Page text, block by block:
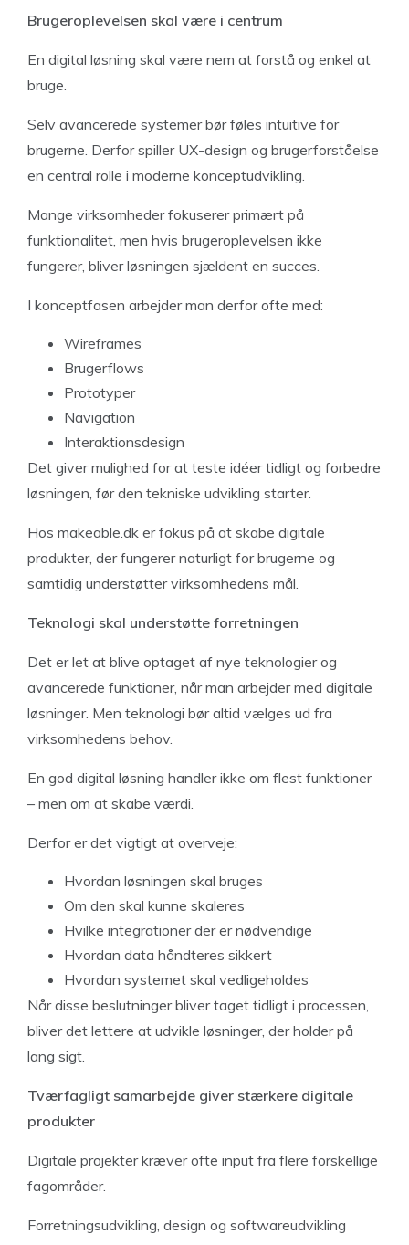
Brugeroplevelsen skal være i centrum
En digital løsning skal være nem at forstå og enkel at
bruge.
Selv avancerede systemer bør føles intuitive for
brugerne. Derfor spiller UX-design og brugerforståelse
en central rolle i moderne konceptudvikling.
Mange virksomheder fokuserer primært på
funktionalitet, men hvis brugeroplevelsen ikke
fungerer, bliver løsningen sjældent en succes.
I konceptfasen arbejder man derfor ofte med:
Wireframes
Brugerflows
Prototyper
Navigation
Interaktionsdesign
Det giver mulighed for at teste idéer tidligt og forbedre
løsningen, før den tekniske udvikling starter.
Hos makeable.dk er fokus på at skabe digitale
produkter, der fungerer naturligt for brugerne og
samtidig understøtter virksomhedens mål.
Teknologi skal understøtte forretningen
Det er let at blive optaget af nye teknologier og
avancerede funktioner, når man arbejder med digitale
løsninger. Men teknologi bør altid vælges ud fra
virksomhedens behov.
En god digital løsning handler ikke om flest funktioner
– men om at skabe værdi.
Derfor er det vigtigt at overveje:
Hvordan løsningen skal bruges
Om den skal kunne skaleres
Hvilke integrationer der er nødvendige
Hvordan data håndteres sikkert
Hvordan systemet skal vedligeholdes
Når disse beslutninger bliver taget tidligt i processen,
bliver det lettere at udvikle løsninger, der holder på
lang sigt.
Tværfagligt samarbejde giver stærkere digitale
produkter
Digitale projekter kræver ofte input fra flere forskellige
fagområder.
Forretningsudvikling, design og softwareudvikling